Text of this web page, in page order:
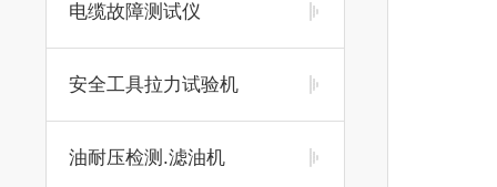
电缆故障测试仪
安全工具拉力试验机
油耐压检测.滤油机